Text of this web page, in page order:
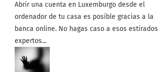
Abrir una cuenta en Luxemburgo desde el
ordenador de tu casa es posible gracias a la
banca online. No hagas caso a esos estirados
expertos...